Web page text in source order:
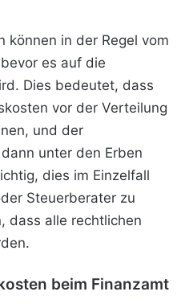
können in der Regel vom
es auf die
Dies bedeutet, dass
vor der Verteilung
und der
unter den Erben
dies im Einzelfall
Steuerberater zu
dass alle rechtlichen
beim Finanzamt